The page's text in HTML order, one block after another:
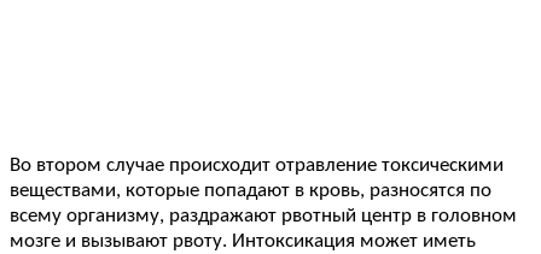
Во втором случае происходит отравление токсическими
веществами, которые попадают в кровь, разносятся по
всему организму, раздражают рвотный центр в головном
мозге и вызывают рвоту. Интоксикация может иметь